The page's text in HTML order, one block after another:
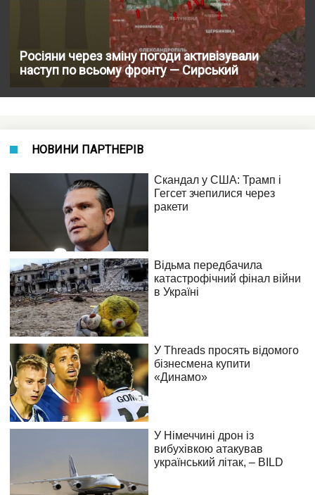
Росіяни через зміну погоди активізували
наступ по всьому фронту — Сирський
НОВИНИ ПАРТНЕРІВ